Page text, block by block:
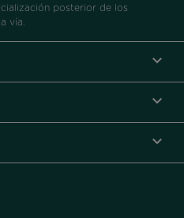
posterior de los
vía.


